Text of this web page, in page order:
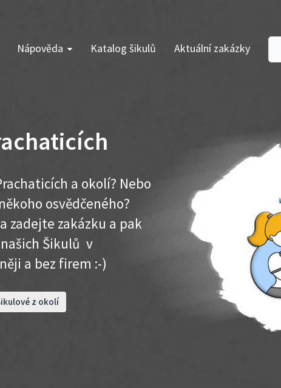
Nápověda Katalog šikulů Aktuální zakázky
a okolí? Nebo
osvědčeného?
zadejte zakázku a pak
Šikulů v
a bez firem :-)
z okolí